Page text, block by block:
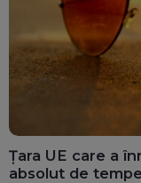
Țara UE care a
absolut de